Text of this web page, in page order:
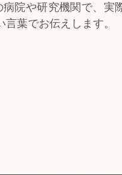
院や研究機関で、実
葉でお伝えします。